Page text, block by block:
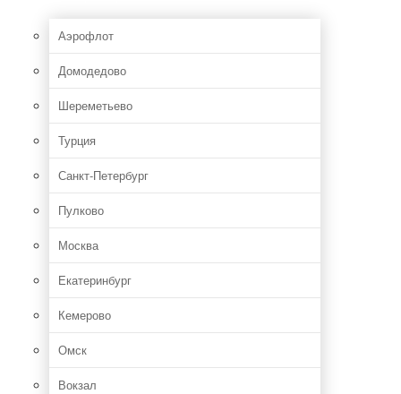
Аэрофлот
Домодедово
Шереметьево
Турция
Санкт-Петербург
Пулково
Москва
Екатеринбург
Кемерово
Омск
Вокзал